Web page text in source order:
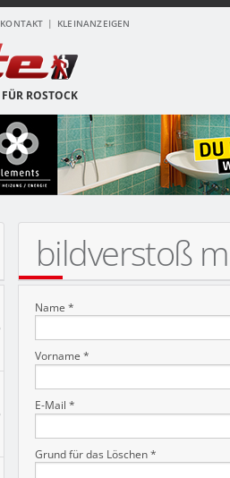
KONTAKT KLEINANZEIGEN
FÜR ROSTOCK
bildverstoß
Name *
Vorname *
E-Mail *
Grund für das Löschen *